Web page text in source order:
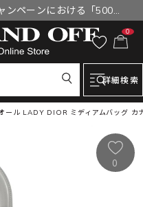
ンペーンにおける「500円
と補填について
0
詳細検索
ール LADY DIOR ミディアムバッグ
0